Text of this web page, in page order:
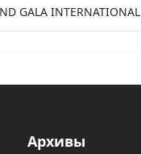
GALA INTERNATIONAL
Архивы